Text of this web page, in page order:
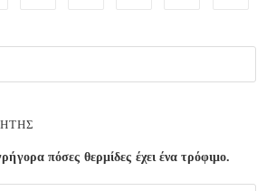
πόσες θερμίδες έχει ένα τρόφιμο.